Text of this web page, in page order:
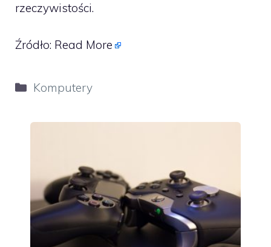
rzeczywistości.
Źródło: Read More
Kategorie
Komputery